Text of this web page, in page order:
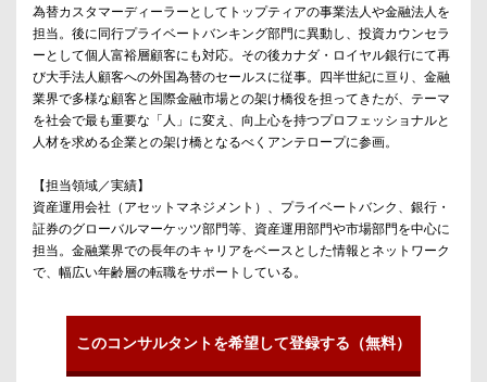
為替カスタマーディーラーとしてトップティアの事業法人や金融法人を
担当。後に同行プライベートバンキング部門に異動し、投資カウンセラ
ーとして個人富裕層顧客にも対応。その後カナダ・ロイヤル銀行にて再
び大手法人顧客への外国為替のセールスに従事。四半世紀に亘り、金融
業界で多様な顧客と国際金融市場との架け橋役を担ってきたが、テーマ
を社会で最も重要な「人」に変え、向上心を持つプロフェッショナルと
人材を求める企業との架け橋となるべくアンテロープに参画。
【担当領域／実績】
資産運用会社（アセットマネジメント）、プライベートバンク、銀行・
証券のグローバルマーケッツ部門等、資産運用部門や市場部門を中心に
担当。金融業界での長年のキャリアをベースとした情報とネットワーク
で、幅広い年齢層の転職をサポートしている。
このコンサルタントを希望して登録する（無料）